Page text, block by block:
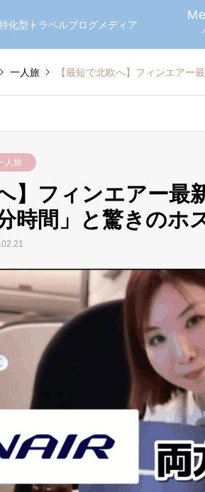
化型トラベルブログメディア
一人旅 【最短で北欧へ】フィンエアー
人旅
】フィンエアー最
時間」と驚きのホ